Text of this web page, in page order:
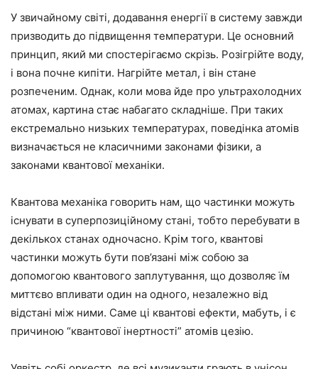
У звичайному світі, додавання енергії в систему завжди
призводить до підвищення температури. Це основний
принцип, який ми спостерігаємо скрізь. Розігрійте воду,
і вона почне кипіти. Нагрійте метал, і він стане
розпеченим. Однак, коли мова йде про ультрахолодних
атомах, картина стає набагато складніше. При таких
екстремально низьких температурах, поведінка атомів
визначається не класичними законами фізики, а
законами квантової механіки.
Квантова механіка говорить нам, що частинки можуть
існувати в суперпозиційному стані, тобто перебувати в
декількох станах одночасно. Крім того, квантові
частинки можуть бути пов’язані між собою за
допомогою квантового заплутування, що дозволяє їм
миттєво впливати один на одного, незалежно від
відстані між ними. Саме ці квантові ефекти, мабуть, і є
причиною “квантової інертності” атомів цезію.